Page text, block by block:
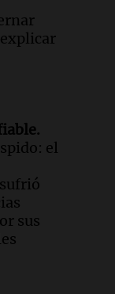
el
sus